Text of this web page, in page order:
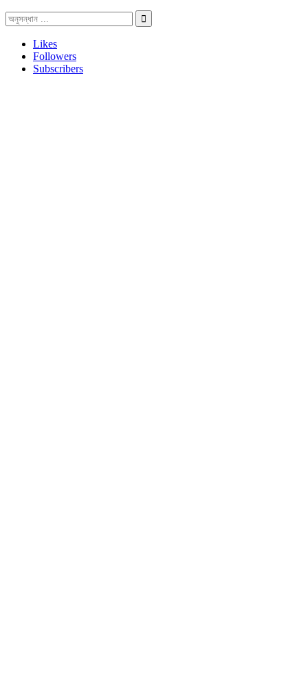
Likes
Followers
Subscribers